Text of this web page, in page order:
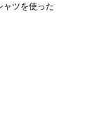
ャツを使った